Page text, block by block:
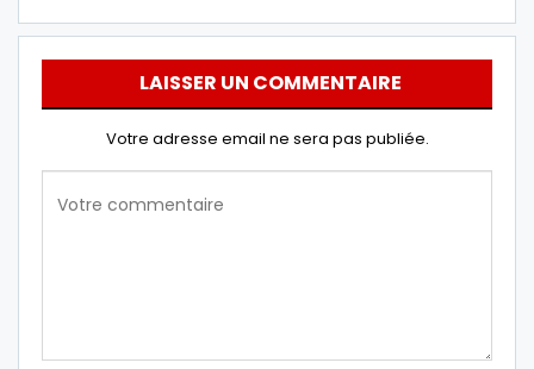
LAISSER UN COMMENTAIRE
Votre adresse email ne sera pas publiée.